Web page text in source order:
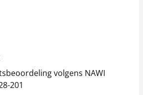
volgens NAWI
201